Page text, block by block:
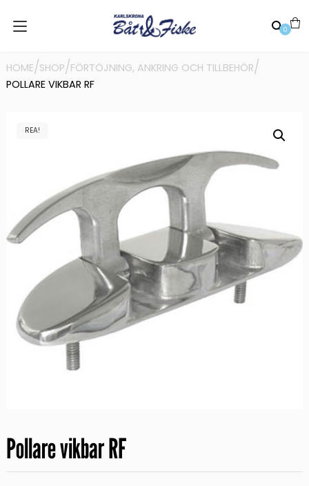
0
HOME/SHOP/FÖRTÖJNING, ANKRING OCH TILLBEHÖR/
POLLARE VIKBAR RF
REA!
Pollare vikbar RF